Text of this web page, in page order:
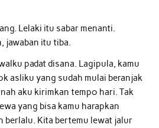
Lelaki itu sabar menanti.
jawaban itu tiba.
padat disana. Lagipula, kamu
asliku yang sudah mulai beranjak
aku kirimkan tempo hari. Tak
yang bisa kamu harapkan
berlalu. Kita bertemu lewat jalur